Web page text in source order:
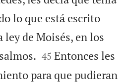
lo que está escrito
ley de Moisés, en los


45 Entonces les
para que pudieran